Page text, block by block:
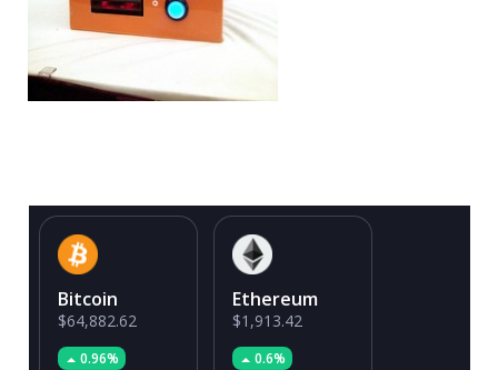
Bitcoin
$64,882.62
0.96%
Ethereum
$1,913.42
0.6%